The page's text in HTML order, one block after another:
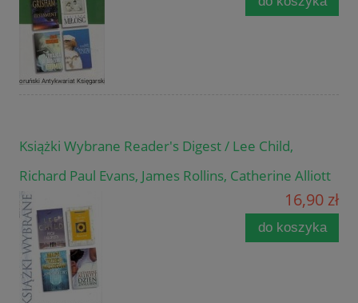
Książki Wybrane Reader's Digest / Lee Child,
Richard Paul Evans, James Rollins, Catherine Alliott
16,90 zł
do koszyka